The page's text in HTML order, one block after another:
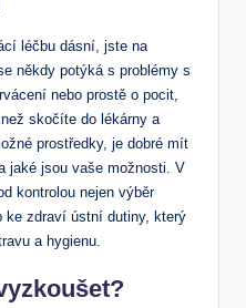
léčbu dásní, jste na
někdy potýká s problémy s
nebo prostě o pocit,
skočíte do lékárny a
prostředky, je dobré mít
jaké jsou vaše možnosti. V
kontrolou nejen výběr
ke zdraví ústní dutiny, který
a hygienu.